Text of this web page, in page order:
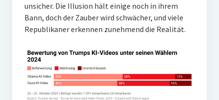
unsicher. Die Illusion hält einige noch in ihrem
Bann, doch der Zauber wird schwächer, und viele
Republikaner erkennen zunehmend die Realität.